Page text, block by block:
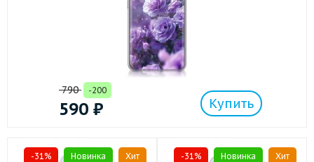
790 -200
590 ₽ Купить
-31% Новинка Хит -31% Новинка Хит